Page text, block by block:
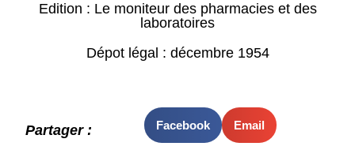
Edition : Le moniteur des pharmacies et des
laboratoires
Dépot légal : décembre 1954
Partager : Facebook Email